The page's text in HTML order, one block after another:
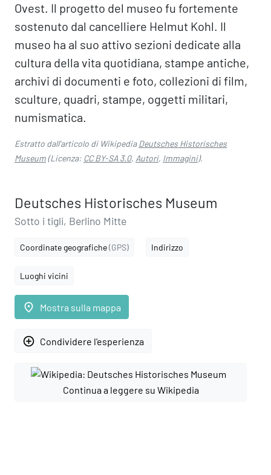
Ovest. Il progetto del museo fu fortemente
sostenuto dal cancelliere Helmut Kohl. Il
museo ha al suo attivo sezioni dedicate alla
cultura della vita quotidiana, stampe antiche,
archivi di documenti e foto, collezioni di film,
sculture, quadri, stampe, oggetti militari,
numismatica.
Estratto dall'articolo di WikipediaDeutsches Historisches
Museum(Licenza: CC BY-SA 3.0, Autori, Immagini).
Deutsches Historisches Museum
Sotto i tigli, Berlino Mitte
Coordinate geografiche(GPS) Indirizzo
Luoghi vicini
place Mostra sulla mappa
add_circle_outline Condividere l'esperienza
Continua a leggere su Wikipedia